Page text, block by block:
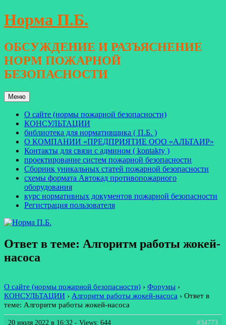
Перейти
к
Норма П.Б.
ОБСУЖДЕНИЕ И РАЗЪЯСНЕНИЕ
НОРМ ПОЖАРНОЙ
БЕЗОПАСНОСТИ
Меню
О сайте (нормы пожарной безопасности)
КОНСУЛЬТАЦИИ
библиотека для нормативщика ( П.Б. )
О КОМПАНИИ «ПРЕДПРИЯТИЕ ООО «АЛЬТАИР»
Контакты для связи с админом ( kontakty )
проектирование систем пожарной безопасности
Сборник уникальных статей пожарной безопасности
схемы формата Автокад противопожарного
оборудования
курс нормативных документов пожарной безопасности
Регистрация пользователя
Ответ в теме: Алгоритм работы жокей-
насоса
О сайте (нормы пожарной безопасности) › Форумы ›
КОНСУЛЬТАЦИИ › Алгоритм работы жокей-насоса › Ответ в
теме: Алгоритм работы жокей-насоса
20 июля 2022 в 16:32 - Views: 644
#34773